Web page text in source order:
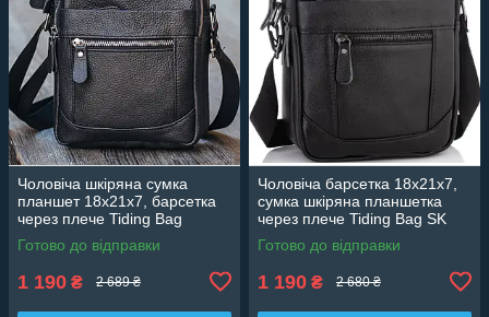
Чоловіча шкіряна сумка
планшет 18х21х7, барсетка
через плече Tiding Bag
LA3314-1BL чорна
Готово до відправки
1 190 ₴ 2 689 ₴
Чоловіча барсетка 18х21х7,
сумка шкіряна планшетка
через плече Tiding Bag SK
N5386 чорна
Готово до відправки
1 190 ₴ 2 680 ₴